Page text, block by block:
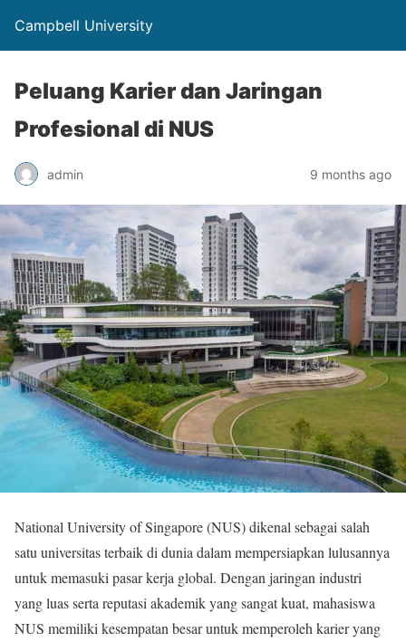
Campbell University
Peluang Karier dan Jaringan
Profesional di NUS
admin 9 months ago
National University of Singapore (NUS) dikenal sebagai salah
satu universitas terbaik di dunia dalam mempersiapkan lulusannya
untuk memasuki pasar kerja global. Dengan jaringan industri
yang luas serta reputasi akademik yang sangat kuat, mahasiswa
NUS memiliki kesempatan besar untuk memperoleh karier yang